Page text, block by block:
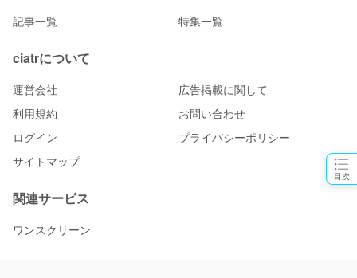
目次
記事一覧 特集一覧
ciatrについて
運営会社
広告掲載に関して
利用規約
お問い合わせ
ログイン
プライバシーポリシー
サイトマップ
関連サービス
ワンスクリーン